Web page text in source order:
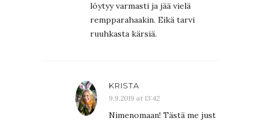
löytyy varmasti ja jää vielä
rempparahaakin. Eikä tarvi
ruuhkasta kärsiä.
KRISTA
9.9.2019 at 13:42
Nimenomaan! Tästä me just